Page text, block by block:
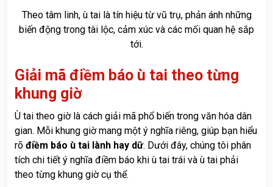
Theo tâm linh, ù tai là tín hiệu từ vũ trụ, phản ánh những
biến động trong tài lộc, cảm xúc và các mối quan hệ sắp
tới.
Giải mã điềm báo ù tai theo từng
khung giờ
Ù tai theo giờ là cách giải mã phổ biến trong văn hóa dân
gian. Mỗi khung giờ mang một ý nghĩa riêng, giúp bạn hiểu
rõ điềm báo ù tai lành hay dữ. Dưới đây, chúng tôi phân
tích chi tiết ý nghĩa điềm báo khi ù tai trái và ù tai phải
theo từng khung giờ cụ thể.